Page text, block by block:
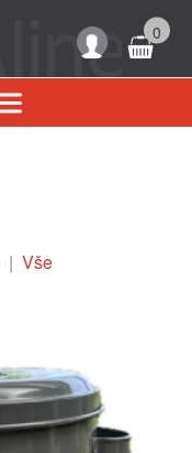
0
| Vše